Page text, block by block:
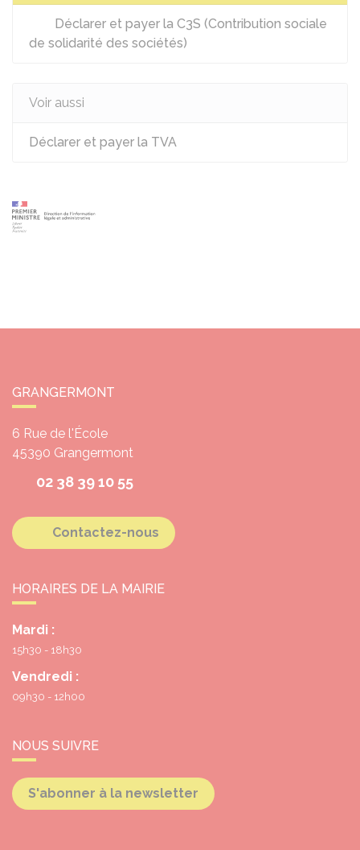
Déclarer et payer la C3S (Contribution sociale
de solidarité des sociétés)
Voir aussi
Déclarer et payer la TVA
GRANGERMONT
6 Rue de l'École
45390 Grangermont
02 38 39 10 55
Contactez-nous
HORAIRES DE LA MAIRIE
Mardi :
15h30 - 18h30
Vendredi :
09h30 - 12h00
NOUS SUIVRE
S'abonner à la newsletter